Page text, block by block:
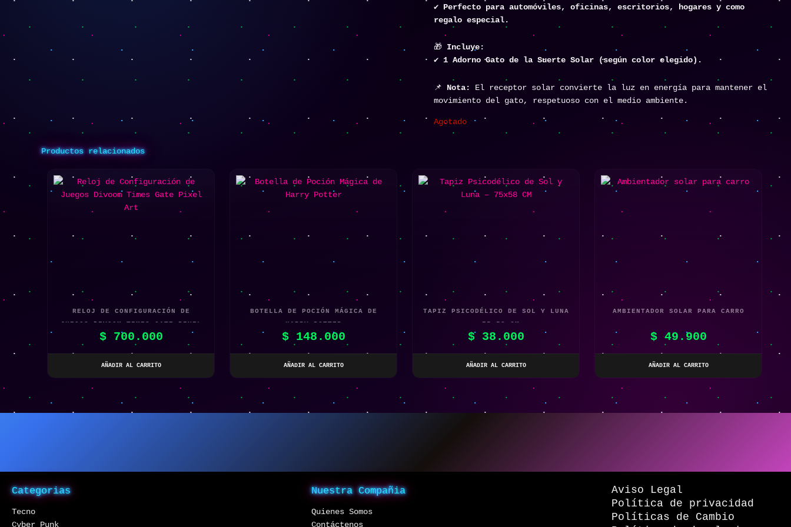
✔ Perfecto para automóviles, oficinas, escritorios, hogares y como
regalo especial.
🎁 Incluye:
✔ 1 Adorno Gato de la Suerte Solar (según color elegido).
📌 Nota:
El receptor solar convierte la luz en energía para mantener el
movimiento del gato, respetuoso con el medio ambiente.
Agotado
Productos relacionados
RELOJ DE CONFIGURACIÓN DE
JUEGOS DIVOOM TIMES GATE PIXEL
ART
$700.000
AÑADIR AL CARRITO
BOTELLA DE POCIÓN MÁGICA DE
HARRY POTTER
$148.000
AÑADIR AL CARRITO
TAPIZ PSICODÉLICO DE SOL Y LUNA
– 75×58 CM
$38.000
AÑADIR AL CARRITO
AMBIENTADOR SOLAR PARA CARRO
$49.900
AÑADIR AL CARRITO
Categorias
Tecno
Cyber Punk
Nuestra Compañia
Quienes Somos
Contáctenos
Aviso Legal
Política de privacidad
Políticas de Cambio